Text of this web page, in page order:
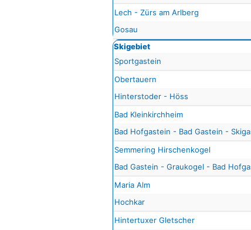
Lech - Zürs am Arlberg
Gosau
Skigebiet
Sportgastein
Obertauern
Hinterstoder - Höss
Bad Kleinkirchheim
Bad Hofgastein - Bad Gastein -
Semmering Hirschenkogel
Bad Gastein - Graukogel - Bad
Maria Alm
Hochkar
Hintertuxer Gletscher